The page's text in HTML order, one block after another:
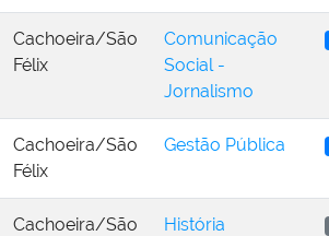
Cachoeira/São
Félix
Comunicação
Social -
Jornalismo
Cachoeira/São
Félix
Gestão Pública
Cachoeira/São
História